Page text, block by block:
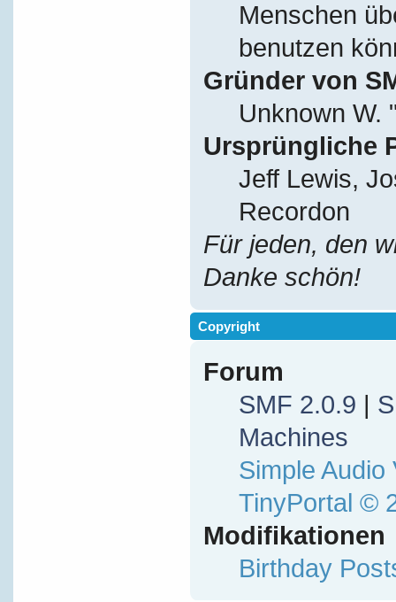
Menschen
benutzen
Gründer von
Unknown W.
Ursprüngliche
Jeff Lewis,
Recordon
Für jeden, den
Danke schön!
Copyright
Forum
SMF 2.0.9 |
Machines
Simple Audio
TinyPortal ©
Modifikationen
Birthday